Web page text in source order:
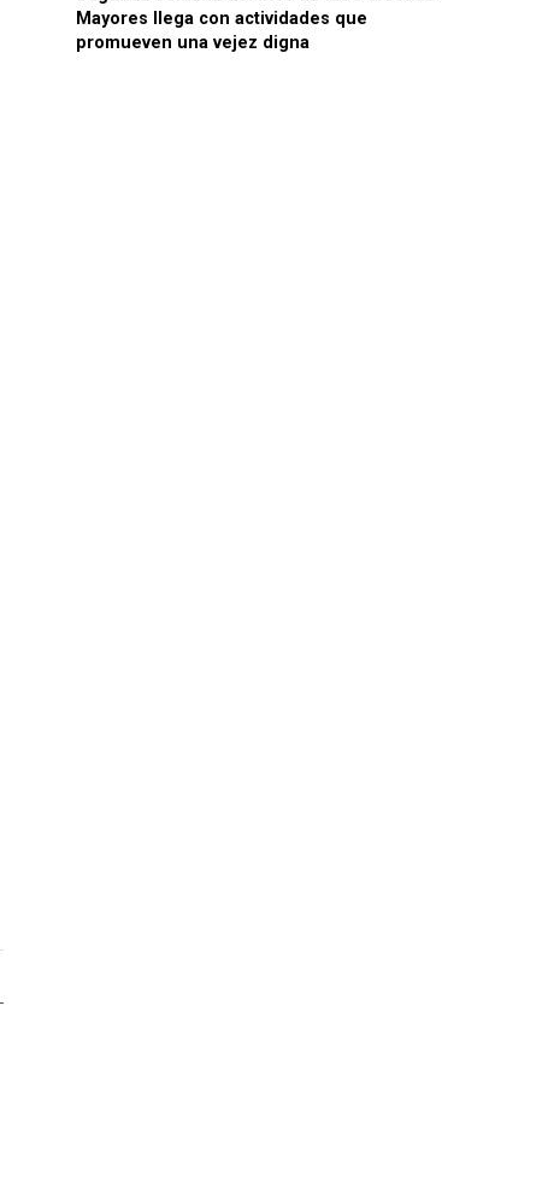
Mayores llega con actividades que
promueven una vejez digna